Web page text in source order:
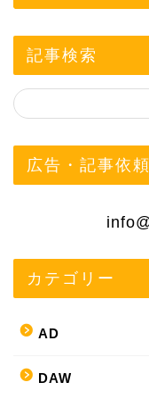
記事検索
広告・記事依
カテゴリー
AD
DAW